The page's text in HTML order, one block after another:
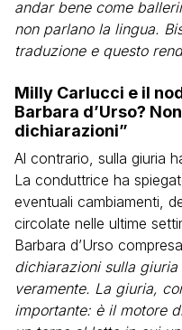
andar bene come
non parlano la lingua.
traduzione e questo
Milly Carlucci e il
Barbara d’Urso?
dichiarazioni”
Al contrario, sulla giuria
La conduttrice ha
eventuali cambiamenti,
circolate nelle ultime
Barbara d’Urso
dichiarazioni sulla
veramente. La giuria,
importante: è il motore